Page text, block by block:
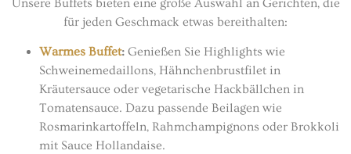
Unsere Buffets bieten eine große Auswahl an Gerichten, die
für jeden Geschmack etwas bereithalten:
Warmes Buffet: Genießen Sie Highlights wie
Schweinemedaillons, Hähnchenbrustfilet in
Kräutersauce oder vegetarische Hackbällchen in
Tomatensauce. Dazu passende Beilagen wie
Rosmarinkartoffeln, Rahmchampignons oder Brokkoli
mit Sauce Hollandaise.